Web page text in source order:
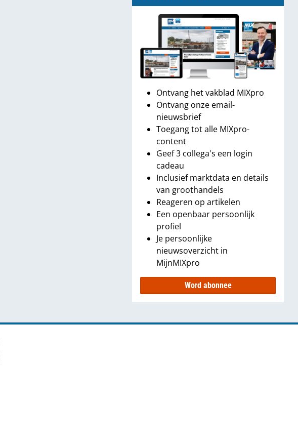
Ontvang het vakblad MIXpro
Ontvang onze email-
nieuwsbrief
Toegang tot alle MIXpro-
content
Geef 3 collega's een login
cadeau
Inclusief marktdata en details
van groothandels
Reageren op artikelen
Een openbaar persoonlijk
profiel
Je persoonlijke
nieuwsoverzicht in
MijnMIXpro
Word abonnee